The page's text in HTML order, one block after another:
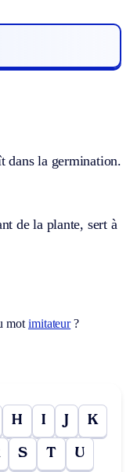
dans la germination.
de la plante, sert à
mot imitateur?
H I J K
S T U